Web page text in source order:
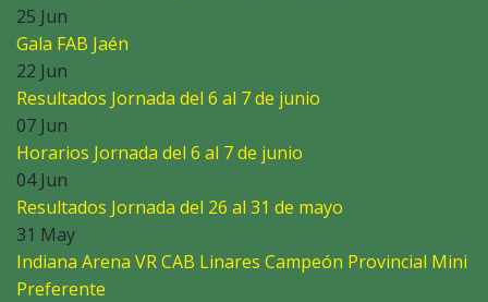
25 Jun
Gala FAB Jaén
22 Jun
Resultados Jornada del 6 al 7 de junio
07 Jun
Horarios Jornada del 6 al 7 de junio
04 Jun
Resultados Jornada del 26 al 31 de mayo
31 May
Indiana Arena VR CAB Linares Campeón Provincial Mini
Preferente